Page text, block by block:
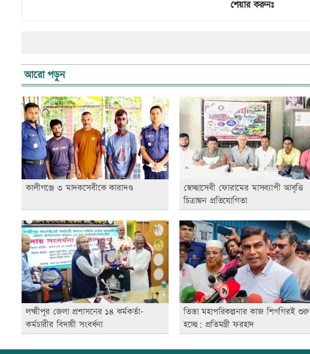
শেয়ার করুনঃ
আরো পড়ুন
কালীগঞ্জে ৩ মাদকসেবীকে কারাদণ্ড
স্বেচ্ছাসেবী ফোরামের মাসব্যাপী আবৃত্তি
চিত্রাঙ্কন প্রতিযোগিতা
লক্ষ্মীপুর জেলা প্রশাসনের ১৪ কর্মকর্তা-
কর্মচারীর বিদায়ী সংবর্ধনা
তিস্তা মহাপরিকল্পনার কাজ শিগগিরই শুরু
হচ্ছে: প্রতিমন্ত্রী ফরহাদ